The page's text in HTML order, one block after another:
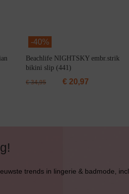
-40%
Beachlife NIGHTSKY embr.strik
bikini slip (441)
€34,95 € 20,97
trends in lingerie & badmode,